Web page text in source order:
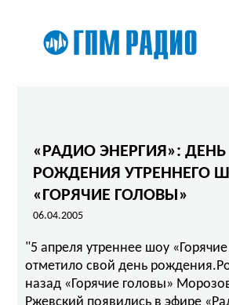
«РАДИО ЭНЕРГИЯ»: ДЕНЬ
РОЖДЕНИЯ УТРЕННЕГО
«ГОРЯЧИЕ ГОЛОВЫ»
06.04.2005
"5 апреля утреннее шоу
отметило свой день
назад «Горячие головы»